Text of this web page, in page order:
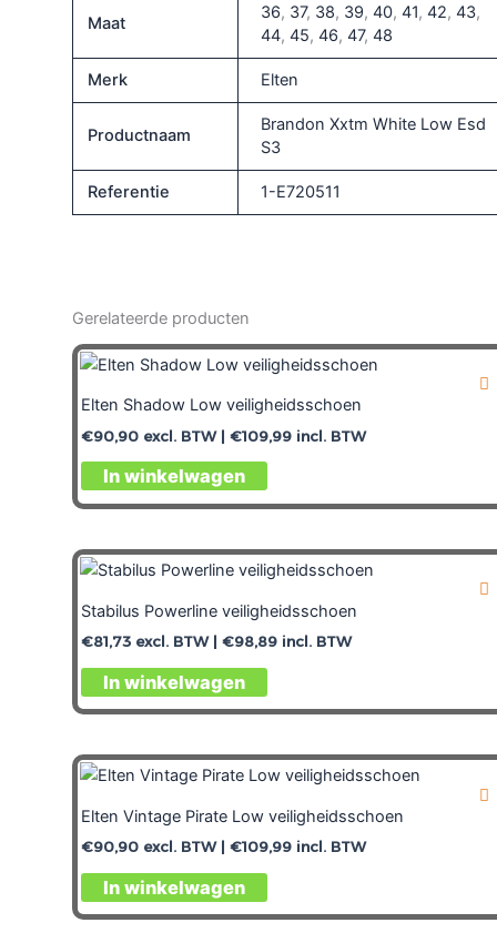
Maat
36, 37, 38, 39, 40, 41, 42, 43,
44, 45, 46, 47, 48
Merk Elten
Productnaam
Brandon Xxtm White Low Esd
S3
Referentie 1-E720511
Gerelateerde producten
Elten Shadow Low veiligheidsschoen
€90,90 excl. BTW | €109,99 incl. BTW
In winkelwagen
Stabilus Powerline veiligheidsschoen
€81,73 excl. BTW | €98,89 incl. BTW
In winkelwagen
Elten Vintage Pirate Low veiligheidsschoen
€90,90 excl. BTW | €109,99 incl. BTW
In winkelwagen